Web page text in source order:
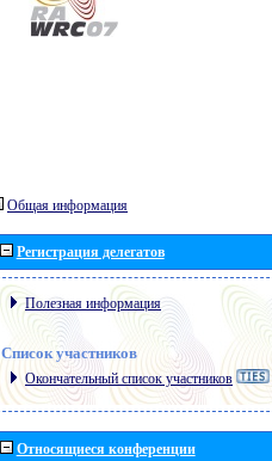
Общая информация
Регистрация делегатов
Полезная информация
Список участников
Окончательный список участников
Относящиеся конференции